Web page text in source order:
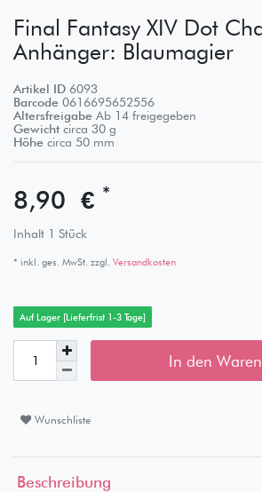
Final Fantasy XIV Dot
Anhänger: Blaumagier
Artikel ID 6093
Barcode 0616695652556
Altersfreigabe Ab 14 freigegeben
Gewicht circa 30 g
Höhe circa 50 mm
8,90 € *
Inhalt 1 Stück
* inkl. ges. MwSt. zzgl. Versandkosten
Auf Lager [Lieferfrist 1-3 Tage]
In den
Wunschliste
Beschreibung